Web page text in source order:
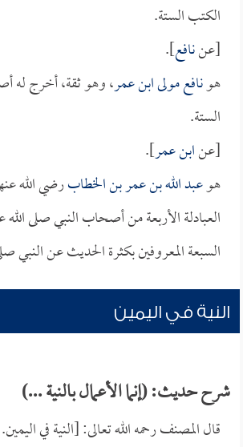
الكتب الستة.
[عننافع].
هونافع مولى ابن عمر، وهو ثقة، أخرج له
الستة.
[عنابن عمر].
هوعبد الله بن عمر بن الخطابرضي الله
العبادلة الأربعة من أصحاب النبي صلى
السبعة المعروفين بكثرة الحديث عن النبي
النية في اليمين
شرح حديث: (إنما الأعمال بالنية ...)
قال المصنف رحمه الله تعالى: [النية في اليمين.